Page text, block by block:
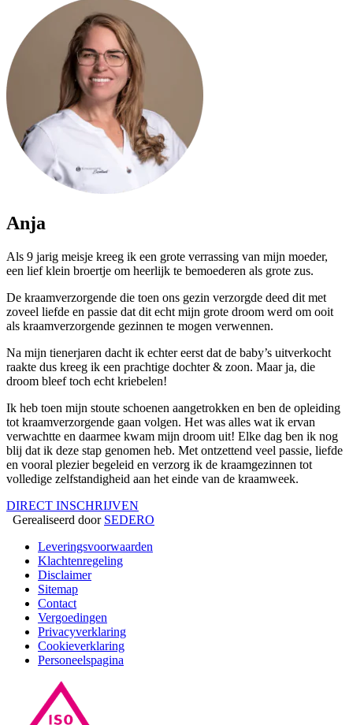
Anja
Als 9 jarig meisje kreeg ik een grote verrassing van mijn moeder,
een lief klein broertje om heerlijk te bemoederen als grote zus.
De kraamverzorgende die toen ons gezin verzorgde deed dit met
zoveel liefde en passie dat dit echt mijn grote droom werd om ooit
als kraamverzorgende gezinnen te mogen verwennen.
Na mijn tienerjaren dacht ik echter eerst dat de baby’s uitverkocht
raakte dus kreeg ik een prachtige dochter & zoon. Maar ja, die
droom bleef toch echt kriebelen!
Ik heb toen mijn stoute schoenen aangetrokken en ben de opleiding
tot kraamverzorgende gaan volgen. Het was alles wat ik ervan
verwachtte en daarmee kwam mijn droom uit! Elke dag ben ik nog
blij dat ik deze stap genomen heb. Met ontzettend veel passie, liefde
en vooral plezier begeleid en verzorg ik de kraamgezinnen tot
volledige zelfstandigheid aan het einde van de kraamweek.
DIRECT INSCHRIJVEN
Gerealiseerd door SEDERO
Leveringsvoorwaarden
Klachtenregeling
Disclaimer
Sitemap
Contact
Vergoedingen
Privacyverklaring
Cookieverklaring
Personeelspagina